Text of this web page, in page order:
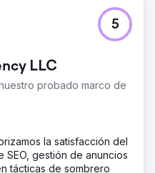
LLC
probado marco de
5
la satisfacción del
gestión de anuncios
tácticas de sombrero